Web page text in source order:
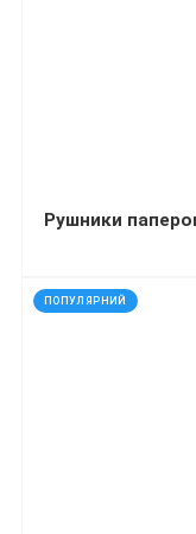
ПОПУЛЯРНИЙ
код: 7279